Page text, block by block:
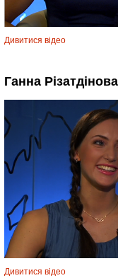
Дивитися відео
Ганна Різатдінова
Дивитися відео